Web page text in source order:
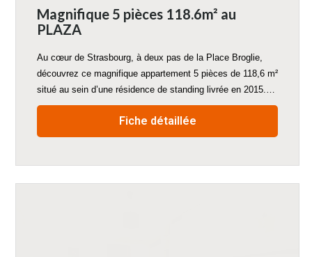
Magnifique 5 pièces 118.6m² au
PLAZA
Au cœur de Strasbourg, à deux pas de la Place Broglie,
découvrez ce magnifique appartement 5 pièces de 118,6 m²
situé au sein d’une résidence de standing livrée en 2015.…
Fiche détaillée